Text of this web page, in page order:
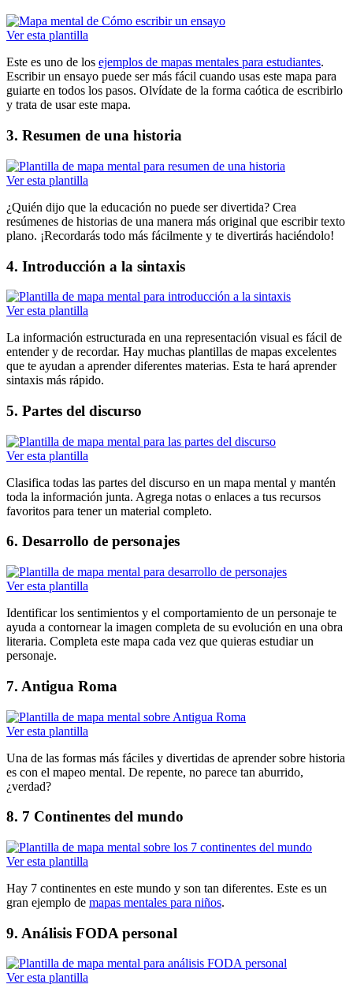
Ver esta plantilla
Este es uno de los ejemplos de mapas mentales para estudiantes.
Escribir un ensayo puede ser más fácil cuando usas este mapa para
guiarte en todos los pasos. Olvídate de la forma caótica de escribirlo
y trata de usar este mapa.
3. Resumen de una historia
Ver esta plantilla
¿Quién dijo que la educación no puede ser divertida? Crea
resúmenes de historias de una manera más original que escribir texto
plano. ¡Recordarás todo más fácilmente y te divertirás haciéndolo!
4. Introducción a la sintaxis
Ver esta plantilla
La información estructurada en una representación visual es fácil de
entender y de recordar. Hay muchas plantillas de mapas excelentes
que te ayudan a aprender diferentes materias. Esta te hará aprender
sintaxis más rápido.
5. Partes del discurso
Ver esta plantilla
Clasifica todas las partes del discurso en un mapa mental y mantén
toda la información junta. Agrega notas o enlaces a tus recursos
favoritos para tener un material completo.
6. Desarrollo de personajes
Ver esta plantilla
Identificar los sentimientos y el comportamiento de un personaje te
ayuda a contornear la imagen completa de su evolución en una obra
literaria. Completa este mapa cada vez que quieras estudiar un
personaje.
7. Antigua Roma
Ver esta plantilla
Una de las formas más fáciles y divertidas de aprender sobre historia
es con el mapeo mental. De repente, no parece tan aburrido,
¿verdad?
8. 7 Continentes del mundo
Ver esta plantilla
Hay 7 continentes en este mundo y son tan diferentes. Este es un
gran ejemplo de mapas mentales para niños.
9. Análisis FODA personal
Ver esta plantilla